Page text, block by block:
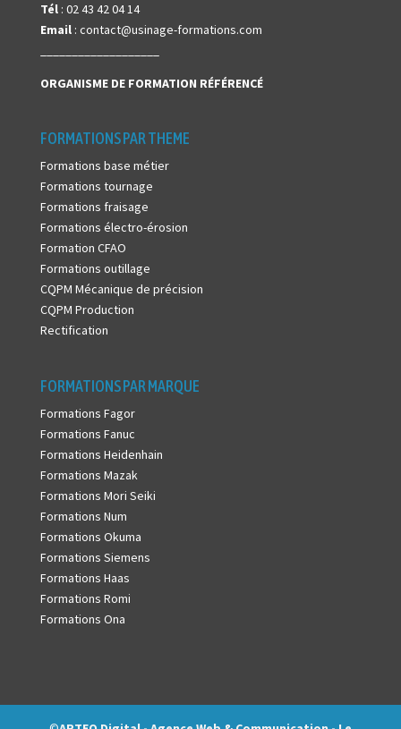
Tél: 02 43 42 04 14
Email: contact@usinage-formations.com
ORGANISME DE FORMATION RÉFÉRENCÉ
FORMATIONS PAR THEME
Formations base métier
Formations tournage
Formations fraisage
Formations électro-érosion
Formation CFAO
Formations outillage
CQPM Mécanique de précision
CQPM Production
Rectification
FORMATIONS PAR MARQUE
Formations Fagor
Formations Fanuc
Formations Heidenhain
Formations Mazak
Formations Mori Seiki
Formations Num
Formations Okuma
Formations Siemens
Formations Haas
Formations Romi
Formations Ona